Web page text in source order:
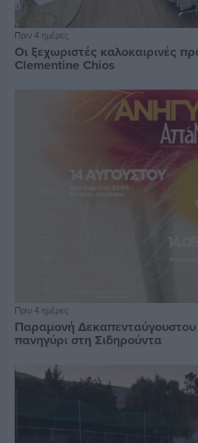
Πριν 4 ημέρες
Οι ξεχωριστές καλοκαιρινές
Clementine Chios
Πριν 4 ημέρες
Παραμονή
πανηγύρι στη Σιδηρούντα